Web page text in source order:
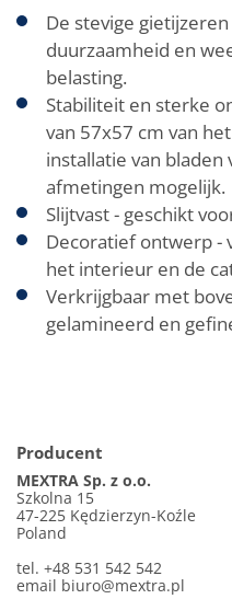
De stevige
duurzaamheid en
belasting.
Stabiliteit en sterke
van 57x57 cm van
installatie van bladen
afmetingen mogelijk.
Slijtvast - geschikt
Decoratief ontwerp -
het interieur en de
Verkrijgbaar met
gelamineerd en
Producent
MEXTRA Sp. z o.o.
Szkolna 15
47-225 Kędzierzyn-Koźle
Poland
tel. +48 531 542 542
email biuro@mextra.pl